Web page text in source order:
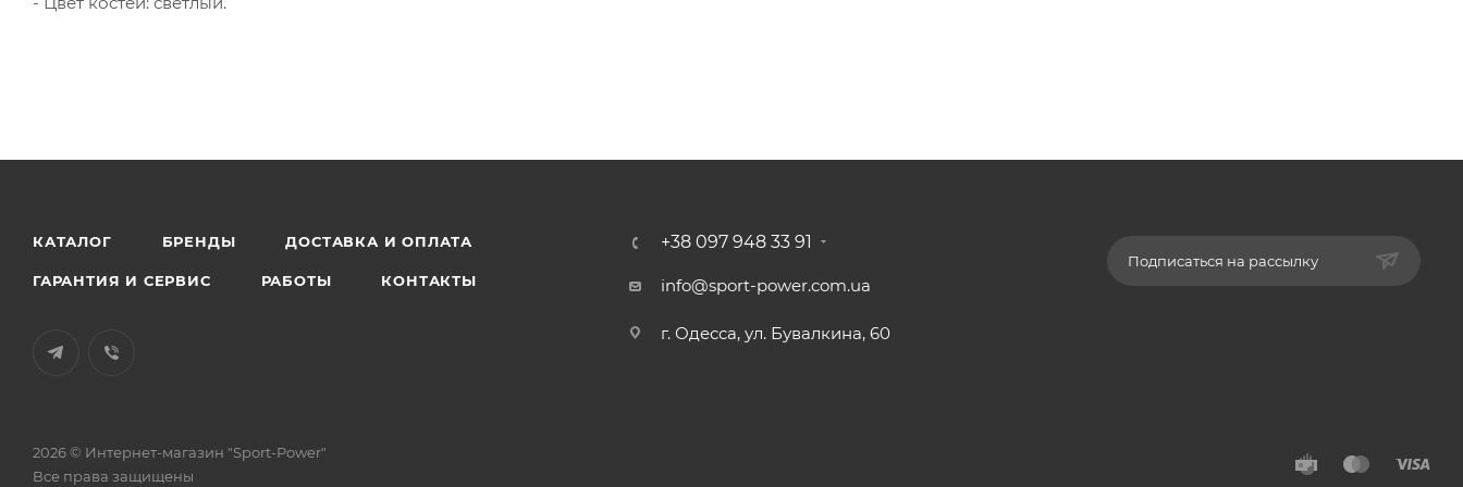
КАТАЛОГ БРЕНДЫ ДОСТАВКА И ОПЛАТА
ГАРАНТИЯ И СЕРВИС РАБОТЫ КОНТАКТЫ
+38 097 948 33 91
info@sport-power.com.ua
г. Одесса, ул. Бувалкина, 60
Подписаться на рассылку
2026 © Интернет-магазин "Sport-Power"
Все права защищены